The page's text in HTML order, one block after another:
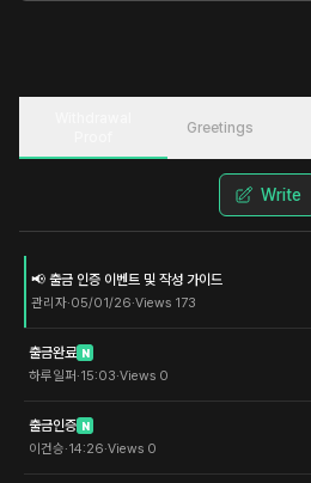
Greetings
Write
📢 출금 인증 이벤트 및 작성 가이드
관리자·05/01/26·Views 173
출금완료 N
하루일퍼·15:03·Views 0
출금인증 N
이건승·14:26·Views 0